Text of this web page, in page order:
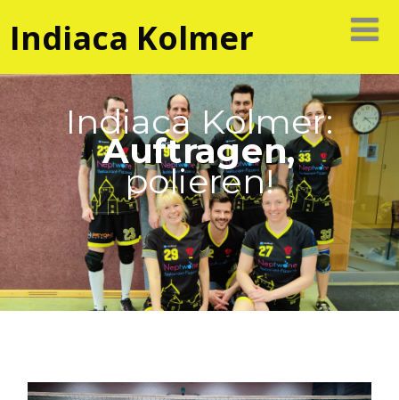
Indiaca Kolmer
Indiaca Kolmer:
Auftragen,
polieren!